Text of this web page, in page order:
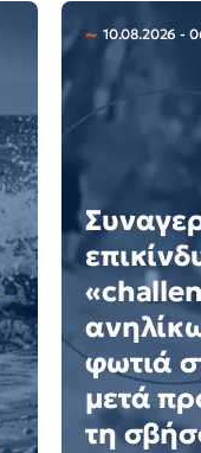
10.08.2026 -
φωτιά
μετά
τη